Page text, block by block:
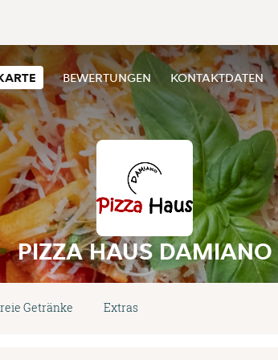
BEWERTUNGEN KONTAKTDATEN
PIZZA HAUS DAMIANO
Getränke Extras